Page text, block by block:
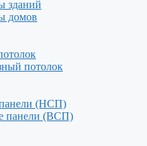
зданий
домов
потолок
(НСП)
панели (ВСП)